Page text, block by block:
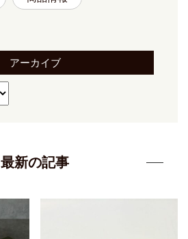
アーカイブ
最新の記事